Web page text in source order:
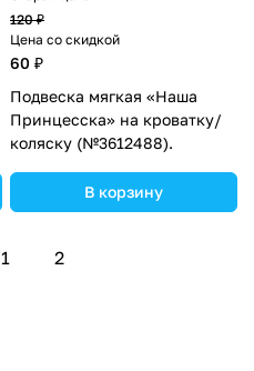
120 ₽
Цена со скидкой
60 ₽
Подвеска мягкая «Наша
Принцесска» на кроватку/
коляску (№3612488).
В корзину
1 2